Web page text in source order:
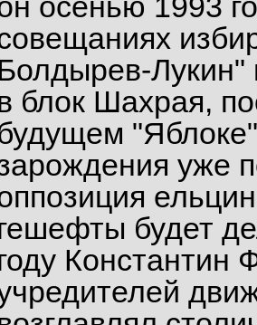
осенью 1993
Лукин"
блок Шахрая,
уже
будет
Константин